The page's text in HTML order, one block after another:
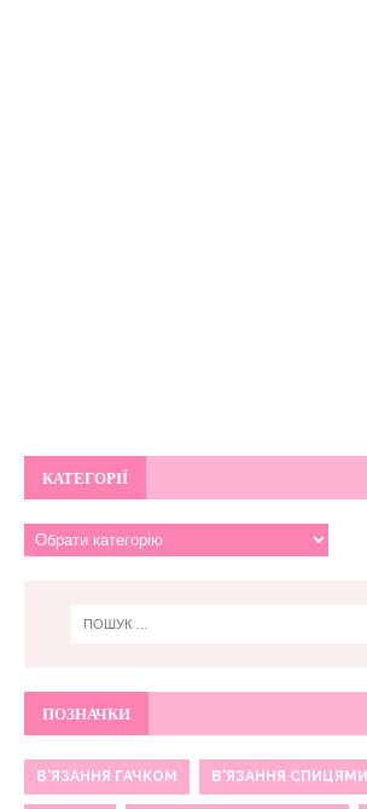
КАТЕГОРІЇ
ПОЗНАЧКИ
В'ЯЗАННЯ ГАЧКОМ В'ЯЗАННЯ СПИЦЯМИ